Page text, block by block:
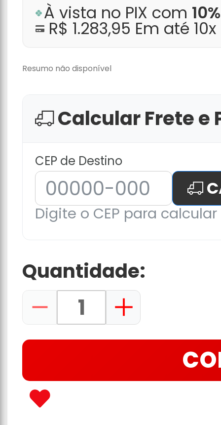
À vista no PIX com
R$ 1.283,95 Em até
Resumo não disponível
Calcular Frete e
CEP de Destino
Digite o CEP para
Quantidade: